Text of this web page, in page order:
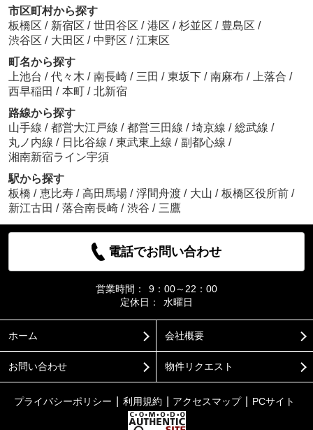
市区町村から探す
板橋区 / 新宿区 / 世田谷区 / 港区 / 杉並区 / 豊島区 /
渋谷区 / 大田区 / 中野区 / 江東区
町名から探す
上池台 / 代々木 / 南長崎 / 三田 / 東坂下 / 南麻布 / 上落合 /
西早稲田 / 本町 / 北新宿
路線から探す
山手線 / 都営大江戸線 / 都営三田線 / 埼京線 / 総武線 /
丸ノ内線 / 日比谷線 / 東武東上線 / 副都心線 /
湘南新宿ライン宇須
駅から探す
板橋 / 恵比寿 / 高田馬場 / 浮間舟渡 / 大山 / 板橋区役所前 /
新江古田 / 落合南長崎 / 渋谷 / 三鷹
電話でお問い合わせ
営業時間：
9：00～22：00
定休日：
水曜日
ホーム 会社概要
お問い合わせ 物件リクエスト
プライバシーポリシー 利用規約 アクセスマップ PCサイト